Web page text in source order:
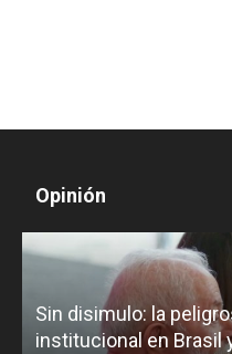
Opinión
Sin disimulo: la
institucional en Brasil